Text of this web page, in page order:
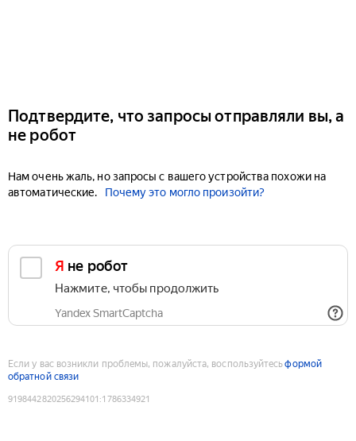
Подтвердите, что запросы отправляли вы, а
не робот
Нам очень жаль, но запросы с вашего устройства похожи на
автоматические.
Почему это могло произойти?
Я не робот
Нажмите, чтобы продолжить
Yandex SmartCaptcha
Если у вас возникли проблемы, пожалуйста, воспользуйтесьформой
обратной связи
9198442820256294101 :1786334921